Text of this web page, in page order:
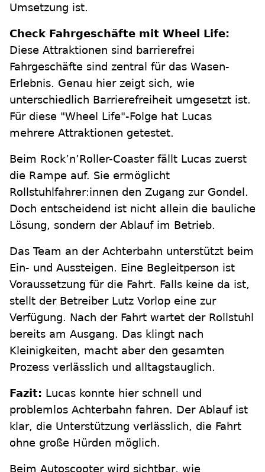
Umsetzung ist.
Check Fahrgeschäfte mit Wheel Life:
Diese Attraktionen sind barrierefrei
Fahrgeschäfte sind zentral für das Wasen-
Erlebnis. Genau hier zeigt sich, wie
unterschiedlich Barrierefreiheit umgesetzt ist.
Für diese "Wheel Life"-Folge hat Lucas
mehrere Attraktionen getestet.
Beim Rock’n’Roller-Coaster fällt Lucas zuerst
die Rampe auf. Sie ermöglicht
Rollstuhlfahrer:innen den Zugang zur Gondel.
Doch entscheidend ist nicht allein die bauliche
Lösung, sondern der Ablauf im Betrieb.
Das Team an der Achterbahn unterstützt beim
Ein- und Aussteigen. Eine Begleitperson ist
Voraussetzung für die Fahrt. Falls keine da ist,
stellt der Betreiber Lutz Vorlop eine zur
Verfügung. Nach der Fahrt wartet der Rollstuhl
bereits am Ausgang. Das klingt nach
Kleinigkeiten, macht aber den gesamten
Prozess verlässlich und alltagstauglich.
Fazit: Lucas konnte hier schnell und
problemlos Achterbahn fahren. Der Ablauf ist
klar, die Unterstützung verlässlich, die Fahrt
ohne große Hürden möglich.
Beim Autoscooter wird sichtbar, wie